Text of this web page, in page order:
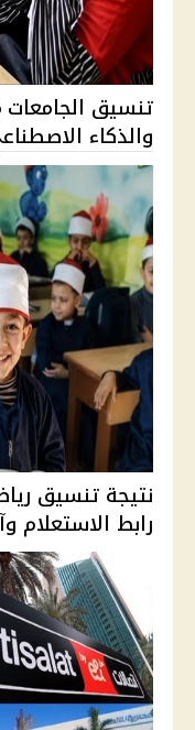
والذكاء
نتيجة تنسيق
رابط الاستعلام